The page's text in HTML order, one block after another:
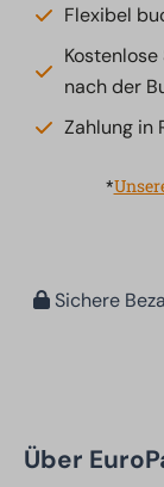
Flexibel
nach der
Zahlung in
*
Sichere
Über